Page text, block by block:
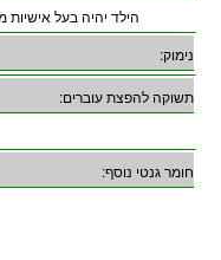
הילד יהיה בעל אישיות
נימוק:
תשוקה להפצת עוברים:
חומר גנטי נוסף: